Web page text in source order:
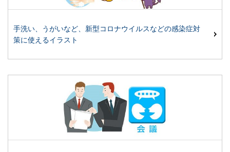
手洗い、うがいなど、新型コロナウイルスなどの感染症対
策に使えるイラスト